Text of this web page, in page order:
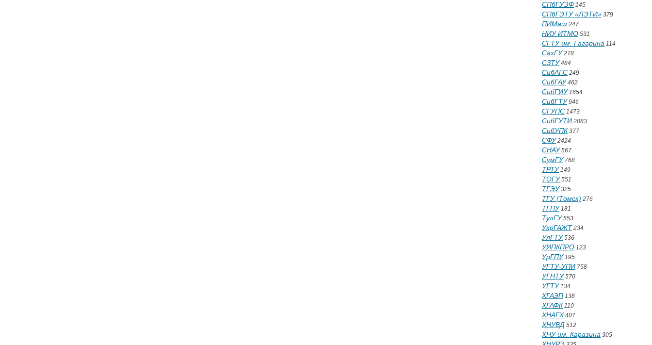
СПбГУЭФ 145
СПбГЭТУ «ЛЭТИ» 379
ПИМаш 247
НИУ ИТМО 531
СГТУ им. Гагарина 114
СахГУ278
СЗТУ484
СибАГС 249
СибГАУ462
СибГИУ1654
СибГТУ946
СГУПС 1473
СибГУТИ 2083
СибУПК 377
СФУ2424
СНАУ567
СумГУ768
ТРТУ149
ТОГУ551
ТГЭУ325
ТГУ (Томск) 276
ТГПУ181
ТулГУ553
УкрГАЖТ 234
УлГТУ536
УИПКПРО 123
УрГПУ195
УГТУ-УПИ 758
УГНТУ570
УГТУ134
ХГАЭП 138
ХГАФК 110
ХНАГХ 407
ХНУВД 512
ХНУ им. Каразина 305